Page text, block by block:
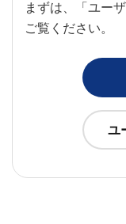
まずは、「ユー
ご覧ください。
ユ